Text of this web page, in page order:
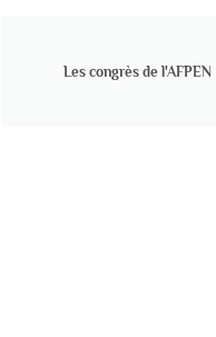
Les congrès de l'AFPEN